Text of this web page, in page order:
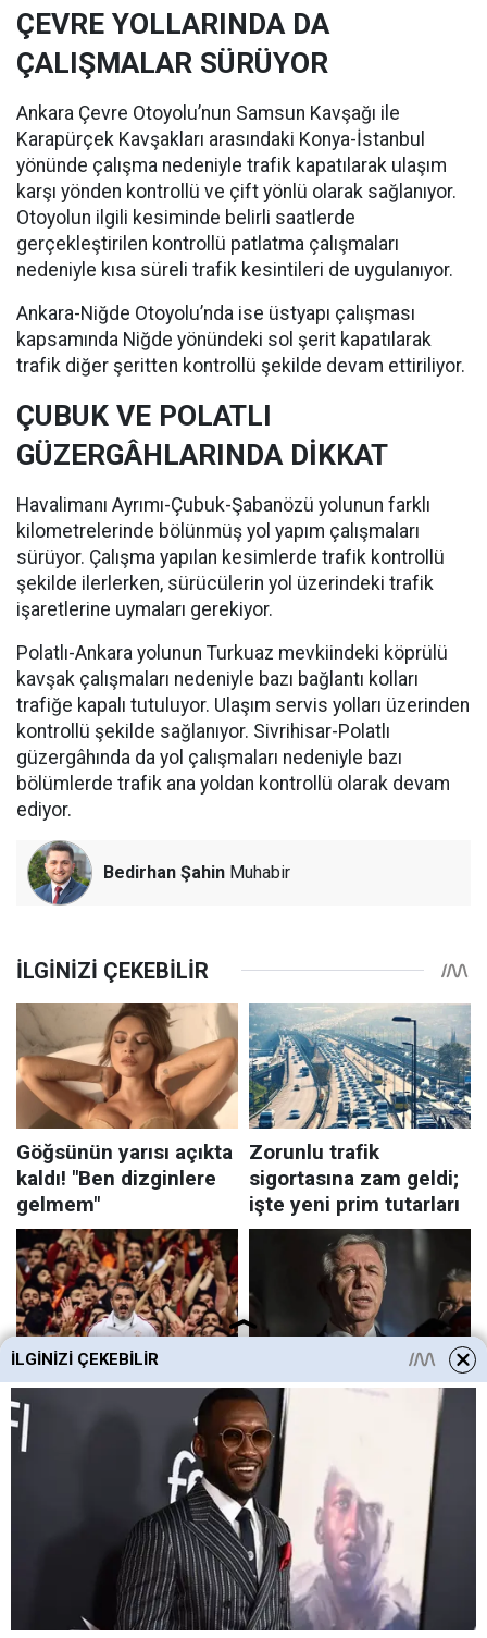
ÇEVRE YOLLARINDA DA
ÇALIŞMALAR SÜRÜYOR
Ankara Çevre Otoyolu’nun Samsun Kavşağı ile
Karapürçek Kavşakları arasındaki Konya-İstanbul
yönünde çalışma nedeniyle trafik kapatılarak ulaşım
karşı yönden kontrollü ve çift yönlü olarak sağlanıyor.
Otoyolun ilgili kesiminde belirli saatlerde
gerçekleştirilen kontrollü patlatma çalışmaları
nedeniyle kısa süreli trafik kesintileri de uygulanıyor.
Ankara-Niğde Otoyolu’nda ise üstyapı çalışması
kapsamında Niğde yönündeki sol şerit kapatılarak
trafik diğer şeritten kontrollü şekilde devam ettiriliyor.
ÇUBUK VE POLATLI
GÜZERGÂHLARINDA DİKKAT
Havalimanı Ayrımı-Çubuk-Şabanözü yolunun farklı
kilometrelerinde bölünmüş yol yapım çalışmaları
sürüyor. Çalışma yapılan kesimlerde trafik kontrollü
şekilde ilerlerken, sürücülerin yol üzerindeki trafik
işaretlerine uymaları gerekiyor.
Polatlı-Ankara yolunun Turkuaz mevkiindeki köprülü
kavşak çalışmaları nedeniyle bazı bağlantı kolları
trafiğe kapalı tutuluyor. Ulaşım servis yolları üzerinden
kontrollü şekilde sağlanıyor. Sivrihisar-Polatlı
güzergâhında da yol çalışmaları nedeniyle bazı
bölümlerde trafik ana yoldan kontrollü olarak devam
ediyor.
Bedirhan Şahin Muhabir
İLGINIZI ÇEKEBILIR